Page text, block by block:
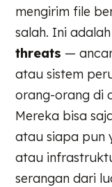
mengirim file
salah. Ini
threats —
atau sistem
orang-orang di
Mereka bisa
atau siapa pun
atau
serangan dari